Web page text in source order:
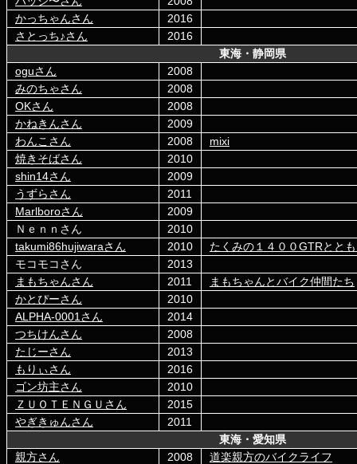
かっちゃんさん
2016
さとっち♪さん
2016
東海・静岡県
oguさん
2008
みのちゃさん
2008
OKさん
2008
かねきんさん
2009
わんこさん
2008
mixi
焼きそばさん
2010
shin14さん
2009
うずらさん
2011
Marlboroさん
2009
Ｎｅｎｎさん
2010
takumi86hujiwaraさん
2010
たくみの１４００GTRとと
モコモコさん
2013
まもちゃんさん
2011
まもちゃんとバイク仲間たち
かとぴーさん
2010
ALPHA-0001さん
2014
つちけんさん
2008
たじーさん
2013
もりぃさん
2016
ゴン坊主さん
2010
ＺＵＯＴＥＮＧＵさん
2015
やぎきゅんさん
2011
東海・愛知県
親方さん
2008
道楽親方のバイクライフ